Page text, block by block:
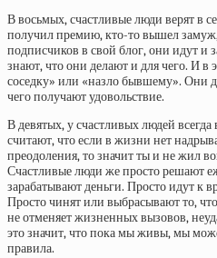
В восьмых, счастливые люди верят в
получил премию, кто-то вышел
подписчиков в свой блог, они идут
знают, что они делают и для чего. И в
соседку» или «назло бывшему». Они
чего получают удовольствие.
В девятых, у счастливых людей
считают, что если в жизни нет
преодоления, то значит ты и не жил
Счастливые люди же просто решают
зарабатывают деньги. Просто идут к
Просто чинят или выбрасывают то,
не отменяет жизненных вызовов,
это значит, что пока мы живы, мы
правила.